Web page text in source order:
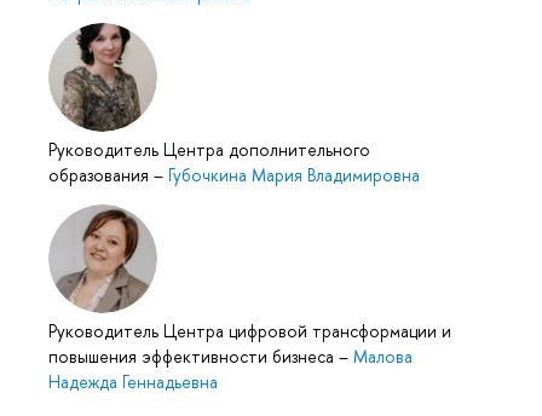
Руководитель Центра дополнительного
образования – Губочкина Мария Владимировна
Руководитель Центра цифровой трансформации и
повышения эффективности бизнеса – Малова
Надежда Геннадьевна